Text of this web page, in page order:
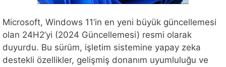
Microsoft, Windows 11’in en yeni büyük güncellemesi
olan 24H2’yi (2024 Güncellemesi) resmi olarak
duyurdu. Bu sürüm, işletim sistemine yapay zeka
destekli özellikler, gelişmiş donanım uyumluluğu ve